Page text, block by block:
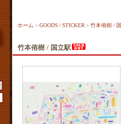
ホーム > GOODS / STICKER > 竹本侑樹 /
竹本侑樹 / 国立駅